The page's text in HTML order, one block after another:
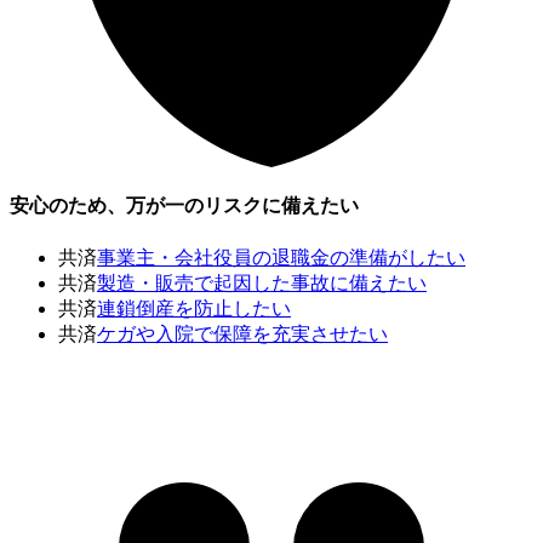
安心のため、万が一のリスクに備えたい
共済事業主・会社役員の退職金の準備がしたい
共済製造・販売で起因した事故に備えたい
共済連鎖倒産を防止したい
共済ケガや入院で保障を充実させたい